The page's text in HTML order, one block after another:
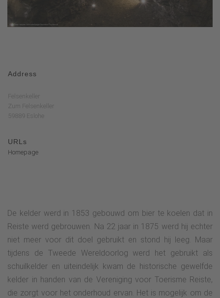
Address
Felsenkeller
Zum Felsenkeller
59889 Eslohe
URLs
Homepage
De kelder werd in 1853 gebouwd om bier te koelen dat in
Reiste werd gebrouwen. Na 22 jaar in 1875 werd hij echter
niet meer voor dit doel gebruikt en stond hij leeg. Maar
tijdens de Tweede Wereldoorlog werd het gebruikt als
schuilkelder en uiteindelijk kwam de historische gewelfde
kelder in handen van de Vereniging voor Toerisme Reiste,
die zorgt voor het onderhoud ervan. Het is mogelijk om de